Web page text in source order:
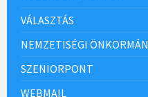
VÁLASZTÁS
NEMZETISÉGI
SZENIORPONT
WEBMAIL